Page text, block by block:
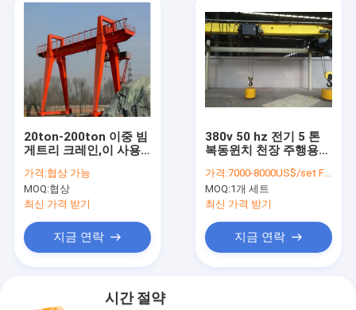
20ton-200ton 이중 빔
게트리 크레인,이 사용
가격:협상 가능
MOQ:협상
최신 가격 받기
지금 연락
380v 50 hz 전기 5 톤
복동윈치 천장 주행용
가격:7000-8000US$/set FOB Shanghai
MOQ:1개 세트
최신 가격 받기
지금 연락
시간 절약